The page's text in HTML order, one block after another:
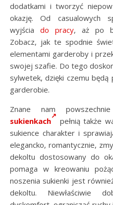
dodatkami i tworzyć
okazję. Od casualowych
wyjścia do pracy, aż po
Zobacz, jak te spodnie
elementami garderoby i
swojej szafie. Do tego
sylwetek, dzięki czemu
garderobie.
Znane nam powszechnie
sukienkach
pełnią także
sukience charakter i
elegancko, romantycznie,
dekoltu dostosowany do
pomaga w kreowaniu
noszenia sukienki jest
dekoltu. Niewłaściwie